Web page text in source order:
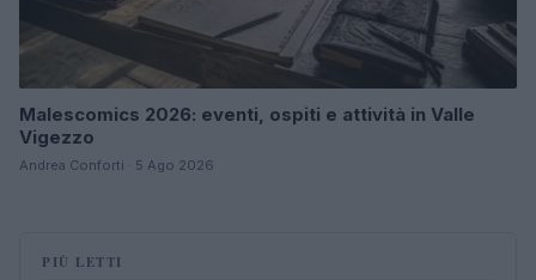
Malescomics 2026: eventi, ospiti e attività in Valle
Vigezzo
Andrea Conforti · 5 Ago 2026
PIÙ LETTI